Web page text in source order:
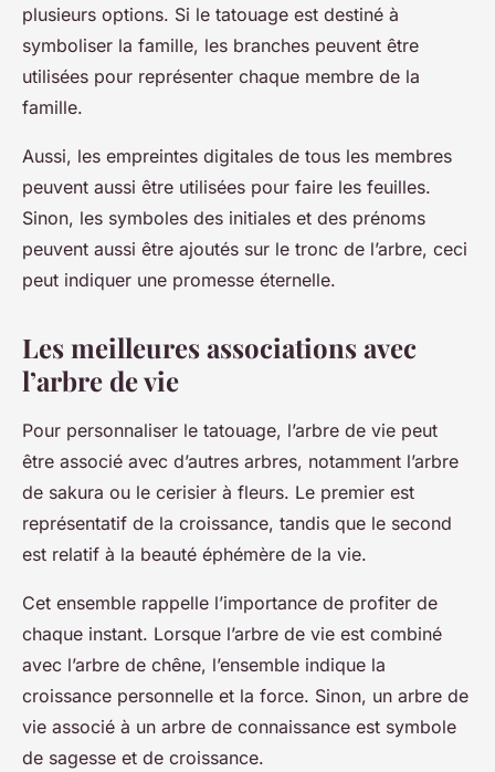
plusieurs options. Si le tatouage est destiné à
symboliser la famille, les branches peuvent être
utilisées pour représenter chaque membre de la
famille.
Aussi, les empreintes digitales de tous les membres
peuvent aussi être utilisées pour faire les feuilles.
Sinon, les symboles des initiales et des prénoms
peuvent aussi être ajoutés sur le tronc de l’arbre, ceci
peut indiquer une promesse éternelle.
Les meilleures associations avec
l’arbre de vie
Pour personnaliser le tatouage, l’arbre de vie peut
être associé avec d’autres arbres, notamment l’arbre
de sakura ou le cerisier à fleurs. Le premier est
représentatif de la croissance, tandis que le second
est relatif à la beauté éphémère de la vie.
Cet ensemble rappelle l’importance de profiter de
chaque instant. Lorsque l’arbre de vie est combiné
avec l’arbre de chêne, l’ensemble indique la
croissance personnelle et la force. Sinon, un arbre de
vie associé à un arbre de connaissance est symbole
de sagesse et de croissance.